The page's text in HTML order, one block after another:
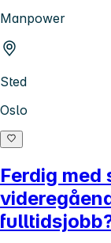
Manpower
Sted
Oslo
Ferdig med